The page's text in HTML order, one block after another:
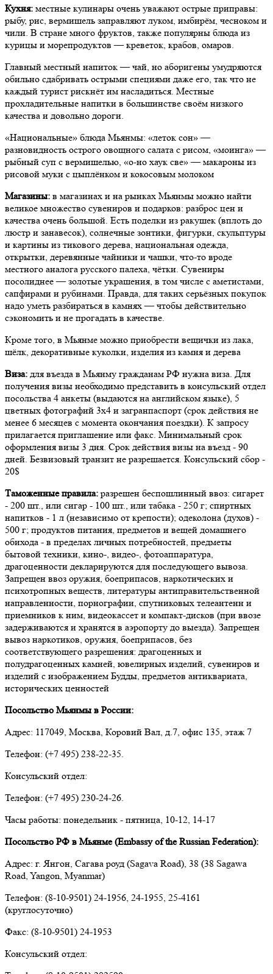
Кухня: местные кулинары очень уважают острые приправы:
рыбу, рис, вермишель заправляют луком, имбирём, чесноком и
чили. В стране много фруктов, также популярны блюда из
курицы и морепродуктов — креветок, крабов, омаров.
Главный местный напиток — чай, но аборигены умудряются
обильно сдабривать острыми специями даже его, так что не
каждый турист рискнёт им насладиться. Местные
прохладительные напитки в большинстве своём низкого
качества и довольно дороги.
«Национальные» блюда Мьянмы: «леток сон» —
разновидность острого овощного салата с рисом, «моинга» —
рыбный суп с вермишелью, «о-но хаук све» — макароны из
рисовой муки с цыплёнком и кокосовым молоком
Магазины: в магазинах и на рынках Мьянмы можно найти
великое множество сувениров и подарков: разброс цен и
качества очень большой. Есть поделки из ракушек (вплоть до
люстр и занавесок), солнечные зонтики, фигурки, скульптуры
и картины из тикового дерева, национальная одежда,
открытки, деревянные чайники и чашки, что-то вроде
местного аналога русского палеха, чётки. Сувениры
посолиднее — золотые украшения, в том числе с аметистами,
сапфирами и рубинами. Правда, для таких серьёзных покупок
надо уметь разбираться в камнях — чтобы действительно
сэкономить и не прогадать в качестве.
Кроме того, в Мьянме можно приобрести вещички из лака,
шёлк, декоративные куколки, изделия из камня и дерева
Виза: для въезда в Мьянму гражданам РФ нужна виза. Для
получения визы необходимо представить в консульский отдел
посольства 4 анкеты (выдаются на английском языке), 5
цветных фотографий 3x4 и загранпаспорт (срок действия не
менее 6 месяцев с момента окончания поездки). К запросу
прилагается приглашение или факс. Минимальный срок
оформления визы 3 дня. Срок действия визы на въезд - 90
дней. Безвизовый транзит не разрешается. Консульский сбор -
20$
Таможенные правила: разрешен беспошлинный ввоз: сигарет
- 200 шт., или сигар - 100 шт., или табака - 250 г; спиртных
напитков - 1 л (независимо от крепости); одеколона (духов) -
500 г; продуктов питания, предметов и вещей домашнего
обихода - в пределах личных потребностей, предметы
бытовой техники, кино-, видео-, фотоаппаратура,
драгоценности декларируются для последующего вывоза.
Запрещен ввоз оружия, боеприпасов, наркотических и
психотропных веществ, литературы антиправительственной
направленности, порнографии, спутниковых телеантенн и
приемников к ним, видеокассет и компакт-дисков (при ввозе
задерживаются и хранятся в аэропорту до выезда). Запрещен
вывоз наркотиков, оружия, боеприпасов, без
соответствующего разрешения: драгоценных и
полудрагоценных камней, ювелирных изделий, сувениров и
изделий с изображением Будды, предметов антиквариата,
исторических ценностей
Посольство Мьянмы в России:
Адрес: 117049, Москва, Коровий Вал, д.7, офис 135, этаж 7
Телефон: (+7 495) 238-22-35.
Консульский отдел:
Телефон: (+7 495) 230-24-26.
Часы работы: понедельник - пятница, 10-12, 14-17
Посольство РФ в Мьянме (Embassy of the Russian Federation):
Адрес: г. Янгон, Сагава роуд (Sagava Road), 38 (38 Sagawa
Road, Yangon, Myanmar)
Телефон: (8-10-9501) 24-1956, 24-1955, 25-4161
(круглосуточно)
Факс: (8-10-9501) 24-1953
Консульский отдел: